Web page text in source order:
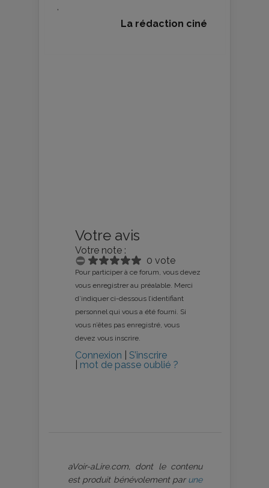
,
La rédaction ciné
Votre avis
Votre note :
0 vote
Pour participer à ce forum, vous devez
vous enregistrer au préalable. Merci
d’indiquer ci-dessous l’identifiant
personnel qui vous a été fourni. Si
vous n’êtes pas enregistré, vous
devez vous inscrire.
Connexion
S’inscrire
mot de passe oublié ?
aVoir-aLire.com, dont le contenu
est produit bénévolement par une